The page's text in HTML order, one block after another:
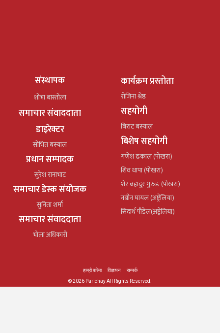
संस्थापक
शोभा बास्तोला
समाचार संवाददाता
डाइरेक्टर
सोभित बस्याल
प्रधान सम्पादक
सुरेश रानाभाट
समाचार डेस्क संयोजक
सुनिता शर्मा
समाचार संवाददाता
भोला अधिकारी
कार्यक्रम प्रस्तोता
रोजिना श्रेष्ठ
सहयोगी
बिराट बस्याल
बिशेष सहयोगी
गणेश ढकाल (पोखरा)
शिव थापा (पोखरा)
शेर बहादुर गुरुङ (पोखरा)
नबीन घायल (अष्ट्रेलिया)
सिदार्थ पौडेल(अष्ट्रेलिया)
हाम्रो बारेमा विज्ञापन
सम्पर्क
© 2026 Parichay All Rights Reserved.